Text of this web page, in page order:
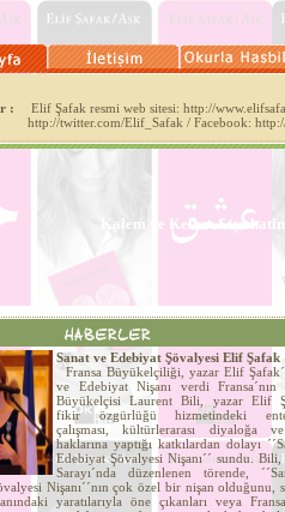
:
Elif Şafak resmi web sitesi: http://
http://twitter.com/Elif_Safak / Facebook:
Kalem ve Kelam
Sanat ve Edebiyat Şövalyesi Elif Şafak
Fransa Büyükelçiliği, yazar Elif
ve Edebiyat Nişanı verdi Fransa´nın
Büyükelçisi Laurent Bili, yazar Elif
fikir özgürlüğü hizmetindeki
çalışması, kültürlerarası diyaloğa
haklarına yaptığı katkılardan dolayı
Edebiyat Şövalyesi Nişanı´´ sundu. Bili,
Sarayı´nda düzenlenen törende,
Nişanı´´nın çok özel bir nişan olduğunu,
yaratılarıyla öne çıkanları veya